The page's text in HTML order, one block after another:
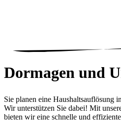
Dormagen und
Sie planen eine Haushaltsauflösung
Wir unterstützen Sie dabei! Mit
bieten wir eine schnelle und